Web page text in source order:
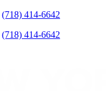
(718) 414-6642
(718) 414-6642